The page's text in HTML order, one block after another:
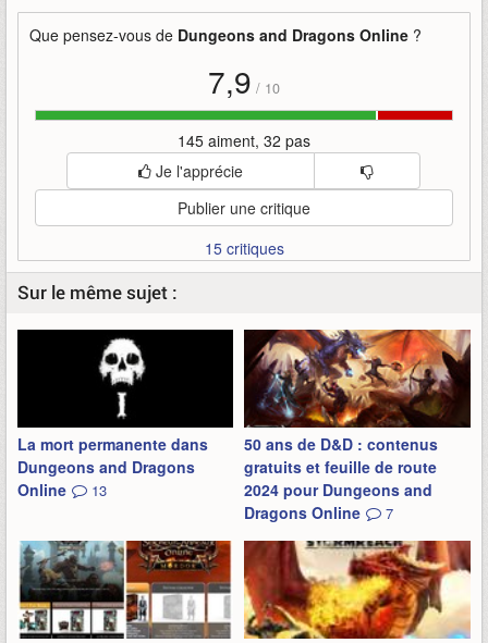
Que pensez-vous de Dungeons and Dragons Online ?
7,9 / 10
145 aiment, 32 pas
Je l'apprécie
Publier une critique
15 critiques
Sur le même sujet :
La mort permanente dans
Dungeons and Dragons
Online
13
50 ans de D&D : contenus
gratuits et feuille de route
2024 pour Dungeons and
Dragons Online
7